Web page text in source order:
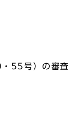
号）の審査